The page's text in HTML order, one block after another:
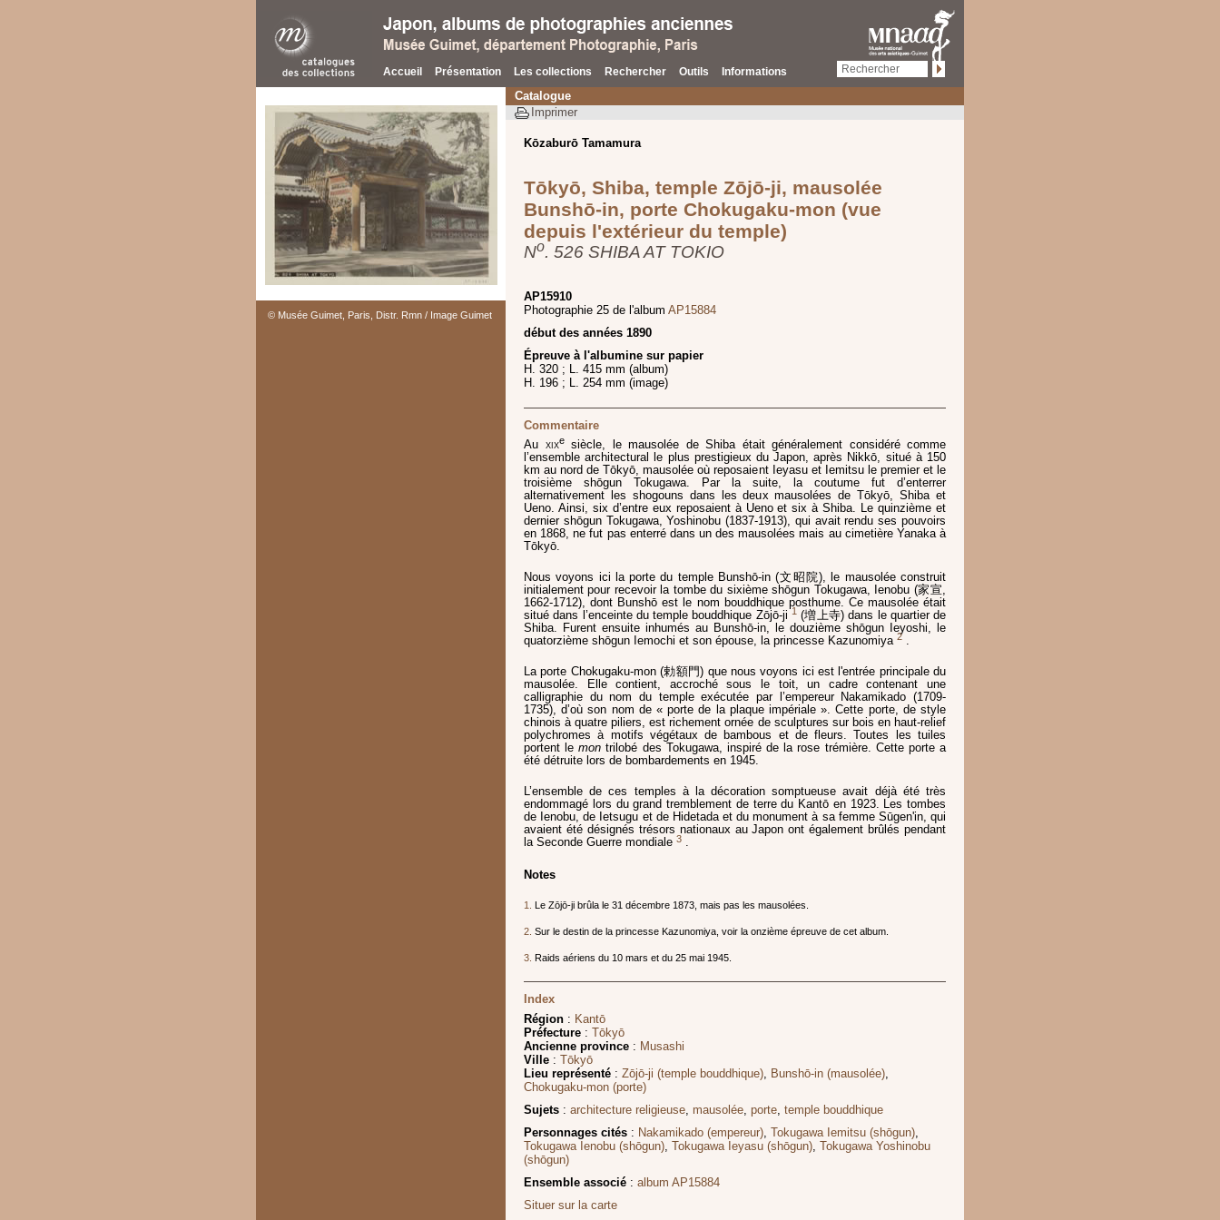
Accueil Présentation Les collections Rechercher Outils Informations
© Musée Guimet, Paris, Distr. Rmn / Image Guimet
Catalogue
Imprimer
Kōzaburō Tamamura
Tōkyō, Shiba, temple Zōjō-ji, mausolée
Bunshō-in, porte Chokugaku-mon (vue
depuis l'extérieur du temple)
No. 526 SHIBA AT TOKIO
AP15910
Photographie 25 de l'album AP15884
début des années 1890
Épreuve à l'albumine sur papier
H. 320 ; L. 415 mm (album)
H. 196 ; L. 254 mm (image)
Commentaire
Au xixesiècle, le mausolée de Shiba était généralement considéré comme
l’ensemble architectural le plus prestigieux du Japon, après Nikkō, situé à 150
km au nord de Tōkyō, mausolée où reposaient Ieyasu et Iemitsu le premier et le
troisième shōgun Tokugawa. Par la suite, la coutume fut d’enterrer
alternativement les shogouns dans les deux mausolées de Tōkyō, Shiba et
Ueno. Ainsi, six d’entre eux reposaient à Ueno et six à Shiba. Le quinzième et
dernier shōgun Tokugawa, Yoshinobu (1837-1913), qui avait rendu ses pouvoirs
en 1868, ne fut pas enterré dans un des mausolées mais au cimetière Yanaka à
Tōkyō.
Nous voyons ici la porte du temple Bunshō-in (文昭院), le mausolée construit
initialement pour recevoir la tombe du sixième shōgun Tokugawa, Ienobu (家宣,
1662-1712), dont Bunshō est le nom bouddhique posthume. Ce mausolée était
situé dans l’enceinte du temple bouddhique Zōjō-ji 1 (増上寺) dans le quartier de
Shiba. Furent ensuite inhumés au Bunshō-in, le douzième shōgun Ieyoshi, le
quatorzième shōgun Iemochi et son épouse, la princesse Kazunomiya 2 .
La porte Chokugaku-mon (勅額門) que nous voyons ici est l'entrée principale du
mausolée. Elle contient, accroché sous le toit, un cadre contenant une
calligraphie du nom du temple exécutée par l’empereur Nakamikado (1709-
1735), d’où son nom de « porte de la plaque impériale ». Cette porte, de style
chinois à quatre piliers, est richement ornée de sculptures sur bois en haut-relief
polychromes à motifs végétaux de bambous et de fleurs. Toutes les tuiles
portent lemon trilobé des Tokugawa, inspiré de la rose trémière. Cette porte a
été détruite lors de bombardements en 1945.
L’ensemble de ces temples à la décoration somptueuse avait déjà été très
endommagé lors du grand tremblement de terre du Kantō en 1923. Les tombes
de Ienobu, de Ietsugu et de Hidetada et du monument à sa femme Sūgen'in, qui
avaient été désignés trésors nationaux au Japon ont également brûlés pendant
la Seconde Guerre mondiale 3 .
Notes
1. Le Zōjō-ji brûla le 31 décembre 1873, mais pas les mausolées.
2. Sur le destin de la princesse Kazunomiya, voir la onzième épreuve de cet album.
3. Raids aériens du 10 mars et du 25 mai 1945.
Index
Région : Kantō
Préfecture : Tōkyō
Ancienne province : Musashi
Ville : Tōkyō
Lieu représenté : Zōjō-ji (temple bouddhique) Bunshō-in (mausolée)
Chokugaku-mon (porte)
Sujets : architecture religieuse mausolée porte temple bouddhique
Personnages cités : Nakamikado (empereur) Tokugawa Iemitsu (shōgun)
Tokugawa Ienobu (shōgun) Tokugawa Ieyasu (shōgun) Tokugawa Yoshinobu
(shōgun)
Ensemble associé : album AP15884
Situer sur la carte